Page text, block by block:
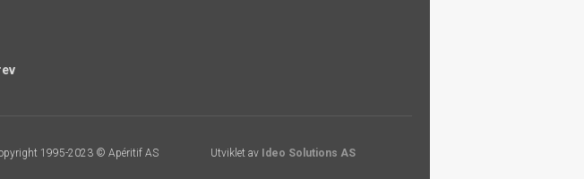
1995-2023 © Apéritif AS Utviklet av Ideo Solutions AS